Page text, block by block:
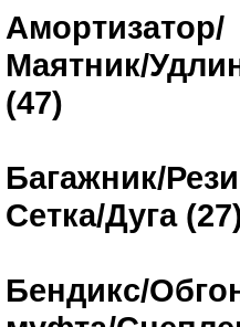
Амортизатор/
Маятник/
(47)
Багажник/
Сетка/Дуга
Бендикс/